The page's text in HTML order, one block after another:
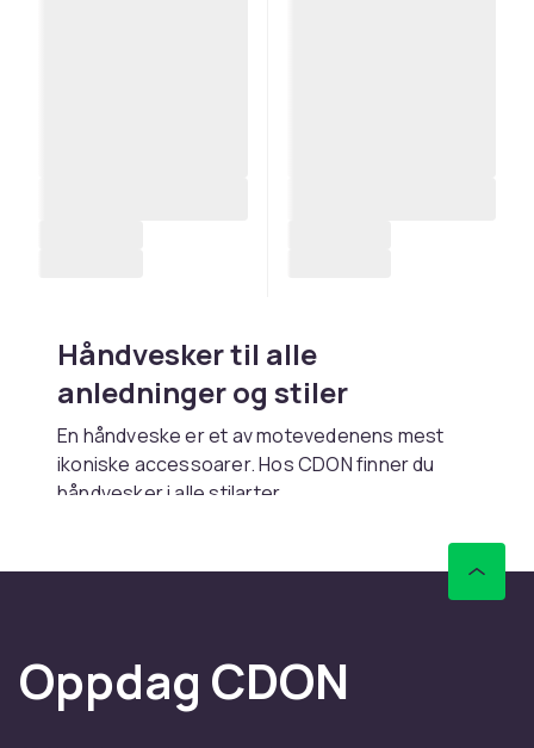
Håndvesker til alle
anledninger og stiler
En håndveske er et av motevedenens mest
ikoniske accessoarer. Hos CDON finner du
håndveskeri alle stilarter.
Hos CDON finner du et komplett sortiment av
vesker ogreiseutstyrtil konkurransedyktige
Oppdag CDON